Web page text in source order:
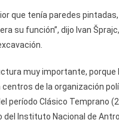
que tenía paredes
su función”, dijo Ivan
muy importante,
de la organización
período Clásico Temprano
Instituto Nacional de